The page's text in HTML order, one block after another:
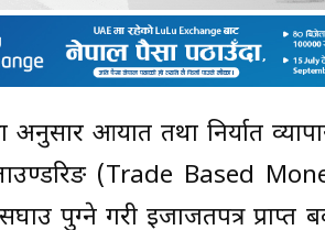
अनुसार आयात तथा निर्यात
(Trade Based
सघाउ पुग्ने गरी इजाजतपत्र